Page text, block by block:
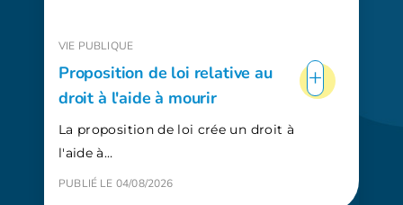
VIE PUBLIQUE
Proposition de loi relative au
droit à l'aide à mourir
La proposition de loi crée un droit à
l'aide à…
PUBLIÉ LE 04/08/2026
+